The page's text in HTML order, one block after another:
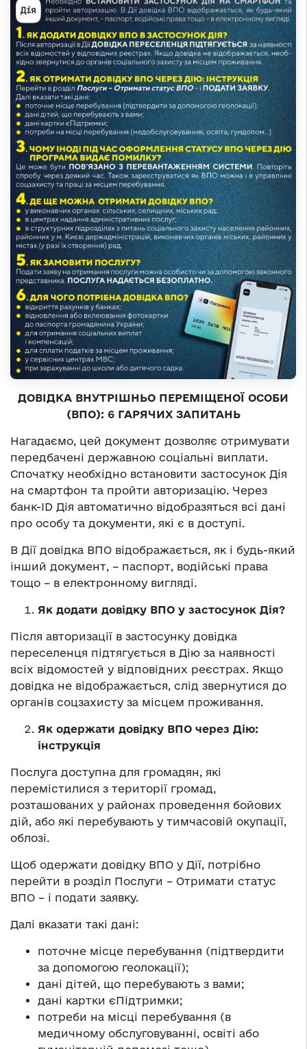
ДОВІДКА ВНУТРІШНЬО ПЕРЕМІЩЕНОЇ ОСОБИ
(ВПО): 6 ГАРЯЧИХ ЗАПИТАНЬ
Нагадаємо, цей документ дозволяє отримувати
передбачені державною соціальні виплати.
Спочатку необхідно встановити застосунок Дія
на смартфон та пройти авторизацію. Через
банк-ID Дія автоматично відобразяться всі дані
про особу та документи, які є в доступі.
В Дії довідка ВПО відображається, як і будь-який
інший документ, – паспорт, водійські права
тощо – в електронному вигляді.
Як додати довідку ВПО у застосунок Дія?
Після авторизації в застосунку довідка
переселенця підтягується в Дію за наявності
всіх відомостей у відповідних реєстрах. Якщо
довідка не відображається, слід звернутися до
органів соцзахисту за місцем проживання.
Як одержати довідку ВПО через Дію:
інструкція
Послуга доступна для громадян, які
перемістилися з території громад,
розташованих у районах проведення бойових
дій, або які перебувають у тимчасовій окупації,
облозі.
Щоб одержати довідку ВПО у Дії, потрібно
перейти в розділ Послуги – Отримати статус
ВПО – і подати заявку.
Далі вказати такі дані:
поточне місце перебування (підтвердити
за допомогою геолокації);
дані дітей, що перебувають з вами;
дані картки єПідтримки;
потреби на місці перебування (в
медичному обслуговуванні, освіті або